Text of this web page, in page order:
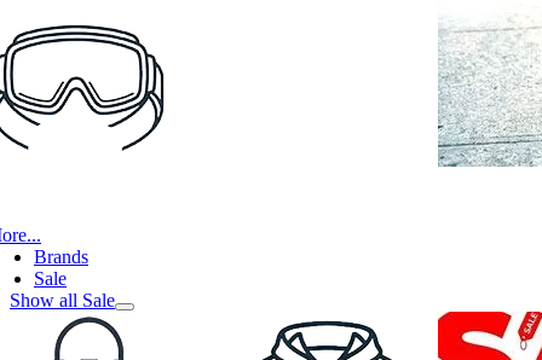
Brands
Sale
Show all Sale